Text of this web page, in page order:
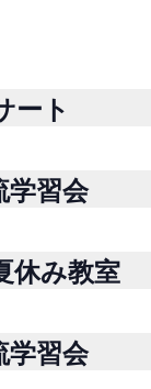
ート
学習会
休み教室
学習会